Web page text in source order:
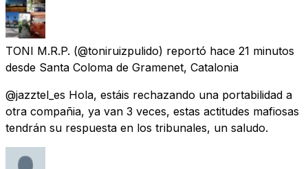
TONI M.R.P. (@toniruizpulido) reportó hace 21 minutos
desde Santa Coloma de Gramenet, Catalonia
@jazztel_es Hola, estáis rechazando una portabilidad a
otra compañia, ya van 3 veces, estas actitudes mafiosas
tendrán su respuesta en los tribunales, un saludo.